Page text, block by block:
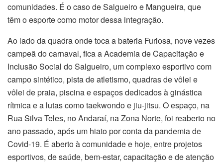
comunidades. É o caso de Salgueiro e Mangueira, que
têm o esporte como motor dessa integração.
Ao lado da quadra onde toca a bateria Furiosa, nove vezes
campeã do carnaval, fica a Academia de Capacitação e
Inclusão Social do Salgueiro, um complexo esportivo com
campo sintético, pista de atletismo, quadras de vôlei e
vôlei de praia, piscina e espaços dedicados à ginástica
rítmica e a lutas como taekwondo e jiu-jitsu. O espaço, na
Rua Silva Teles, no Andaraí, na Zona Norte, foi reaberto no
ano passado, após um hiato por conta da pandemia de
Covid-19. É aberto à comunidade e hoje, entre projetos
esportivos, de saúde, bem-estar, capacitação e de atenção